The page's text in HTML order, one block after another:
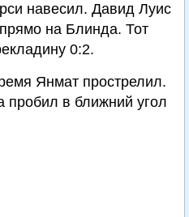
навесил. Давид Луис
на Блинда. Тот
0:2.
Янмат прострелил.
пробил в ближний угол